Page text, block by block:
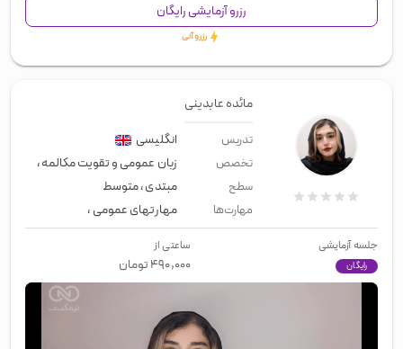
رزرو آزمایشی رایگان
رزرو آنی
مائده عابدینی
تدریس انگلیسی
تخصص زبان عمومی و تقویت مکالمه،
سطح مبتدی،متوسط
مهارت‌ها مهارتهای عمومی،
جلسه آزمایشی
رایگان
ساعتی از
۴۹۰,۰۰۰تومان